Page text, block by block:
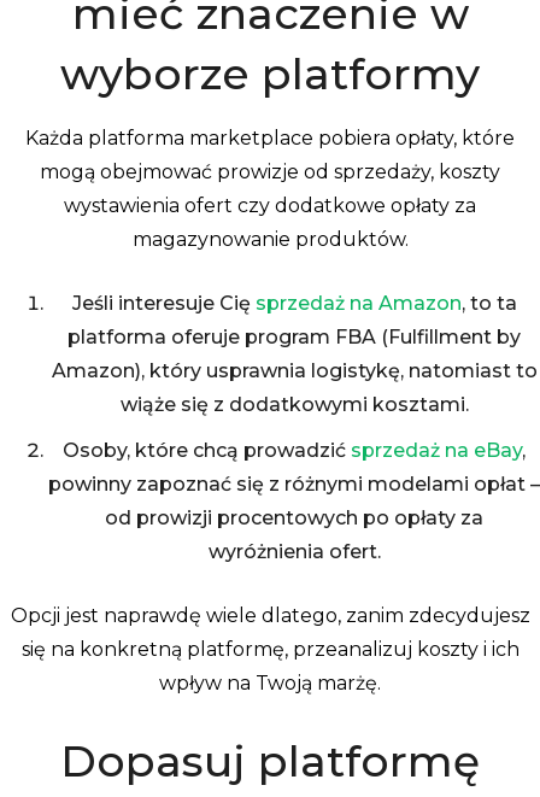
mieć znaczenie w
wyborze platformy
Każda platforma marketplace pobiera opłaty, które
mogą obejmować prowizje od sprzedaży, koszty
wystawienia ofert czy dodatkowe opłaty za
magazynowanie produktów.
Jeśli interesuje Cię sprzedaż na Amazon, to ta
platforma oferuje program FBA (Fulfillment by
Amazon), który usprawnia logistykę, natomiast to
wiąże się z dodatkowymi kosztami.
Osoby, które chcą prowadzić sprzedaż na eBay,
powinny zapoznać się z różnymi modelami opłat –
od prowizji procentowych po opłaty za
wyróżnienia ofert.
Opcji jest naprawdę wiele dlatego, zanim zdecydujesz
się na konkretną platformę, przeanalizuj koszty i ich
wpływ na Twoją marżę.
Dopasuj platformę